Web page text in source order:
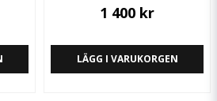
1 400 kr
LÄGG I VARUKORGEN